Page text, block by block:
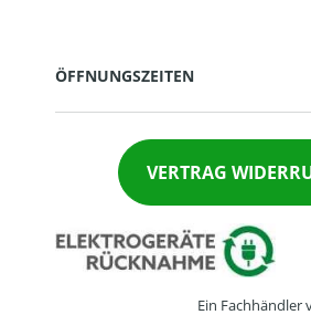
ÖFFNUNGSZEITEN
VERTRAG
Ein Fachhändler